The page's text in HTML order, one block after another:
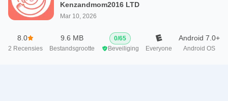
Kenzandmom2016 LTD
Mar 10, 2026
8.0
2 Recensies
9.6 MB
Bestandsgrootte
0/65
Beveiliging
Everyone
Android 7.0+
Android OS